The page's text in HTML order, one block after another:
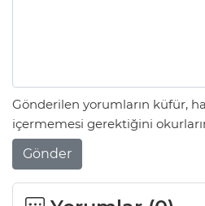
Gönderilen yorumların küfür,
içermemesi gerektiğini
Gönder